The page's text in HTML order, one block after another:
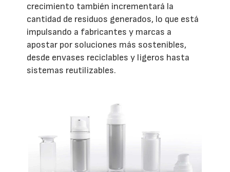
crecimiento también incrementará la
cantidad de residuos generados, lo que está
impulsando a fabricantes y marcas a
apostar por soluciones más sostenibles,
desde envases reciclables y ligeros hasta
sistemas reutilizables.